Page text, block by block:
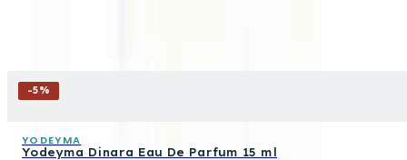
-5%
YODEYMA
Yodeyma Dinara Eau De Parfum 15 ml